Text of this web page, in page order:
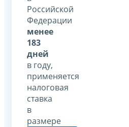
Российской
Федерации
менее
183
дней
в году,
применяется
налоговая
ставка
в
размере